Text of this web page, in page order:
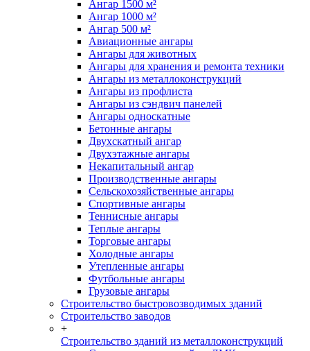
Ангар 1500 м²
Ангар 1000 м²
Ангар 500 м²
Авиационные ангары
Ангары для животных
Ангары для хранения и ремонта техники
Ангары из металлоконструкций
Ангары из профлиста
Ангары из сэндвич панелей
Ангары односкатные
Бетонные ангары
Двухскатный ангар
Двухэтажные ангары
Некапитальный ангар
Производственные ангары
Сельскохозяйственные ангары
Спортивные ангары
Теннисные ангары
Теплые ангары
Торговые ангары
Холодные ангары
Утепленные ангары
Футбольные ангары
Грузовые ангары
Строительство быстровозводимых зданий
Строительство заводов
+
Строительство зданий из металлоконструкций